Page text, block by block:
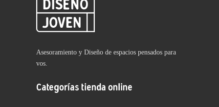
Asesoramiento y Diseño de espacios pensados para
vos.
Categorías tienda online